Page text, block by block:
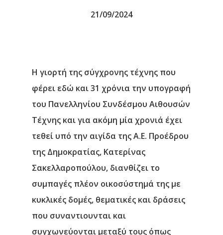
21/09/2024
Η γιορτή της σύγχρονης τέχνης που
φέρει εδώ και 31 χρόνια την υπογραφή
του Πανελληνίου Συνδέσμου Αιθουσών
Τέχνης και για ακόμη μία χρονιά έχει
τεθεί υπό την αιγίδα της Α.Ε. Προέδρου
της Δημοκρατίας, Κατερίνας
Σακελλαροπούλου, διανθίζει το
συμπαγές πλέον οικοσύστημά της με
κυκλικές δομές, θεματικές και δράσεις
που συναντιουνται και
συγχωνεύονται μεταξύ τους όπως